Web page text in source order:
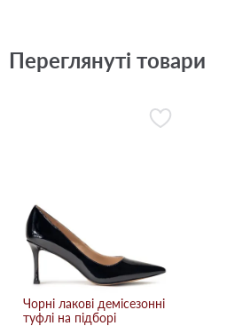
Переглянуті товари
Чорні лакові демісезонні
туфлі на підборі